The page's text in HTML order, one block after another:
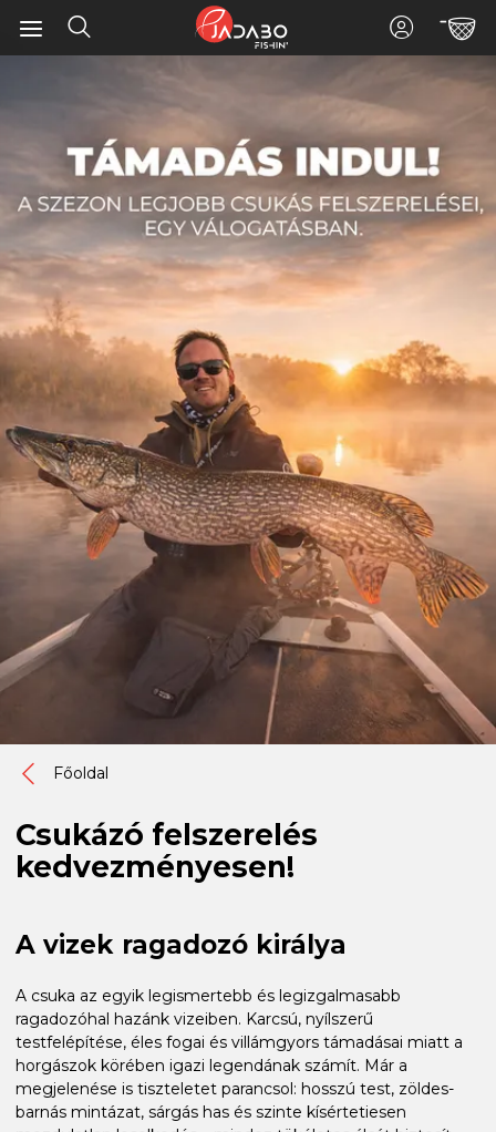
Főoldal
Csukázó felszerelés
kedvezményesen!
A vizek ragadozó királya
A csuka az egyik legismertebb és legizgalmasabb
ragadozóhal hazánk vizeiben. Karcsú, nyílszerű
testfelépítése, éles fogai és villámgyors támadásai miatt a
horgászok körében igazi legendának számít. Már a
megjelenése is tiszteletet parancsol: hosszú test, zöldes-
barnás mintázat, sárgás has és szinte kísértetiesen